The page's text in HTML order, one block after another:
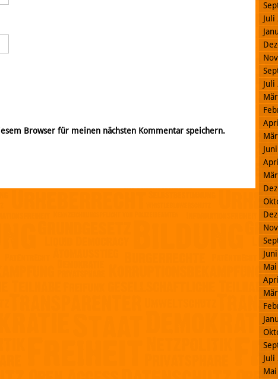
Browser für meinen nächsten Kommentar speichern.
Juli
Juli
Juli